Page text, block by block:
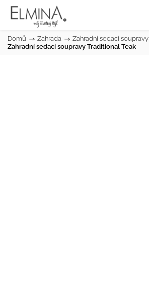
Domů / Zahrada / Zahradní sedací soupravy
Zahradní sedací soupravy Traditional Teak